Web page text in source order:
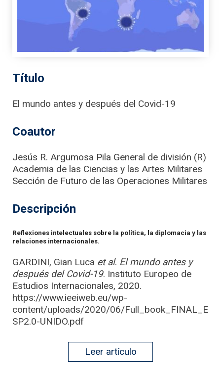
Título
El mundo antes y después del Covid-19
Coautor
Jesús R. Argumosa Pila General de división (R)
Academia de las Ciencias y las Artes Militares
Sección de Futuro de las Operaciones Militares
Descripción
Reflexiones intelectuales sobre la política, la diplomacia y las
relaciones internacionales.
GARDINI, Gian Luca et al. El mundo antes y
después del Covid-19. Instituto Europeo de
Estudios Internacionales, 2020.
https://www.ieeiweb.eu/wp-
content/uploads/2020/06/Full_book_FINAL_E
SP2.0-UNIDO.pdf
Leer artículo